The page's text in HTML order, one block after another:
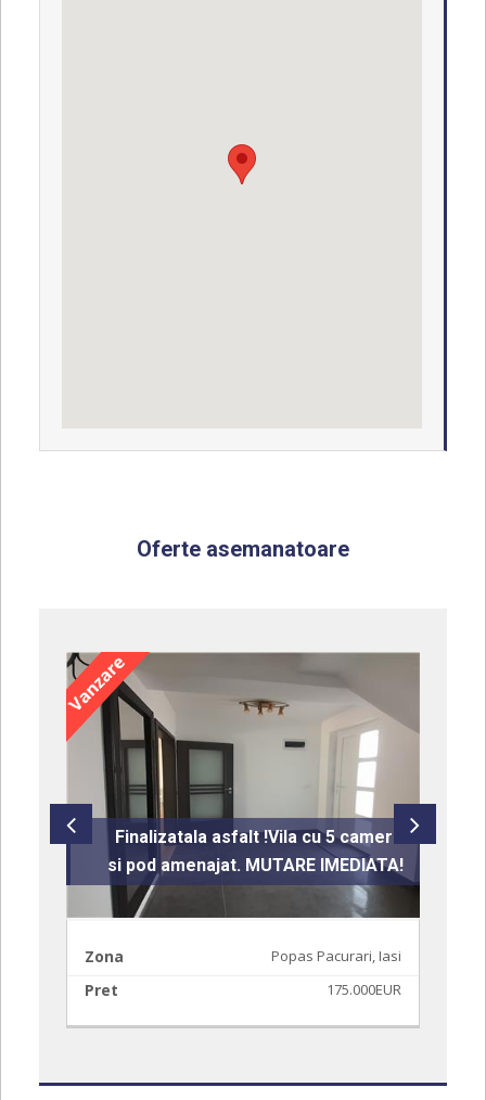
Oferte asemanatoare
Finalizatala asfalt !Vila cu 5 camere
si pod amenajat. MUTARE IMEDIATA!
Zona Popas Pacurari, Iasi
Pret 175.000EUR